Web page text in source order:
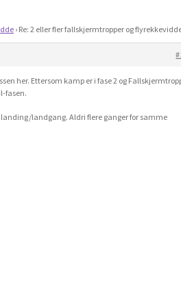
› Re: 2 eller fler fallskjermtropper og
her. Ettersom kamp er i fase 2 og
fasen.
landgang. Aldri flere ganger for samme